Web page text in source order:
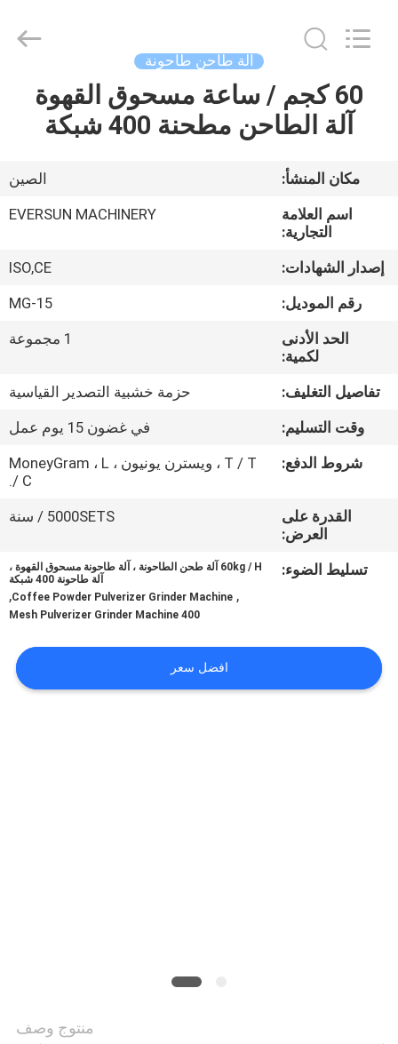
مسكن
عرض
الافتراضي
معلومات
المعمل
مراقبة
الجودة
بنا
آلة طاحن طاحونة
60 كجم / ساعة مسحوق القهوة
آلة الطاحن مطحنة 400 شبكة
مكان المنشأ:
الصين
اسم العلامة
التجارية:
EVERSUN MACHINERY
إصدار الشهادات:
ISO,CE
رقم الموديل:
MG-15
الحد الأدنى
لكمية:
1 مجموعة
تفاصيل التغليف:
حزمة خشبية التصدير القياسية
وقت التسليم:
في غضون 15 يوم عمل
شروط الدفع:
T / T ، ويسترن يونيون ، MoneyGram ، L
/ C.
القدرة على
العرض:
5000SETS / سنة
تسليط الضوء:
60kg / H آلة طحن الطاحونة ، آلة طاحونة مسحوق القهوة ،
آلة طاحونة 400 شبكة
,
Coffee Powder Pulverizer Grinder Machine
,
400 Mesh Pulverizer Grinder Machine
افضل سعر
منتوج وصف